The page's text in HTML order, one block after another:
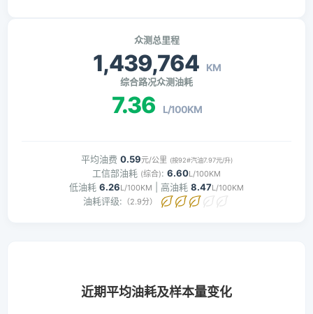
众测总里程
1,439,764 KM
综合路况众测油耗
7.36 L/100KM
平均油费 0.59元/公里 (按92#汽油7.97元/升)
工信部油耗 (综合): 6.60L/100KM
低油耗 6.26L/100KM | 高油耗 8.47L/100KM
油耗评级: （2.9分）